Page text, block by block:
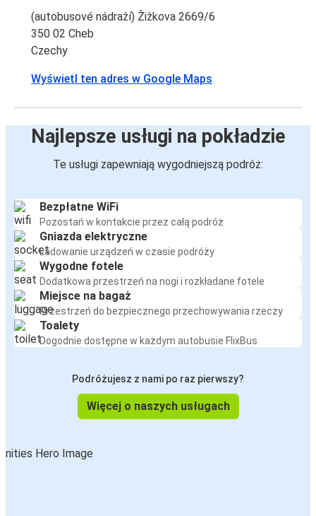
(autobusové nádraží) Žižkova 2669/6
350 02 Cheb
Czechy
Wyświetl ten adres w Google Maps
Najlepsze usługi na pokładzie
Te usługi zapewniają wygodniejszą podróż:
Bezpłatne WiFi
Pozostań w kontakcie przez całą podróż
Gniazda elektryczne
Ładowanie urządzeń w czasie podróży
Wygodne fotele
Dodatkowa przestrzeń na nogi i rozkładane fotele
Miejsce na bagaż
Przestrzeń do bezpiecznego przechowywania rzeczy
Toalety
Dogodnie dostępne w każdym autobusie FlixBus
Podróżujesz z nami po raz pierwszy?
Więcej o naszych usługach